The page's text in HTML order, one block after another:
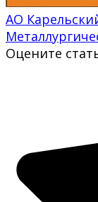
АО
Оцените